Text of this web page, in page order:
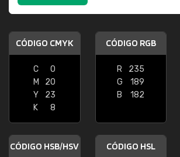
CÓDIGO CMYK
C
0
M
20
Y
23
K
8
CÓDIGO RGB
R
235
G
189
B
182
CÓDIGO HSB/HSV CÓDIGO HSL